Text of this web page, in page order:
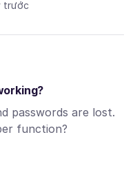
trước
passwords are lost.
function?